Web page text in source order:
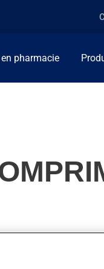
pharmacie
ou pour diminuer